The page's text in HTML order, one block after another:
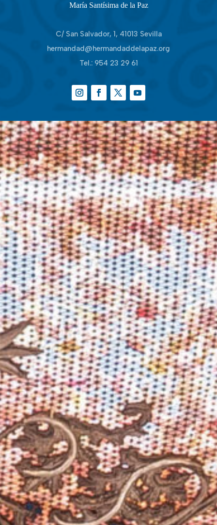
María Santísima de la Paz
C/ San Salvador, 1, 41013 Sevilla
hermandad@hermandaddelapaz.org
Tel.: 954 23 29 61